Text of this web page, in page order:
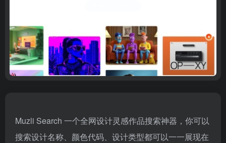
Muzli Search 一个全网设计灵感作品搜索神器，你可以
搜索设计名称、颜色代码、设计类型都可以一一展现在